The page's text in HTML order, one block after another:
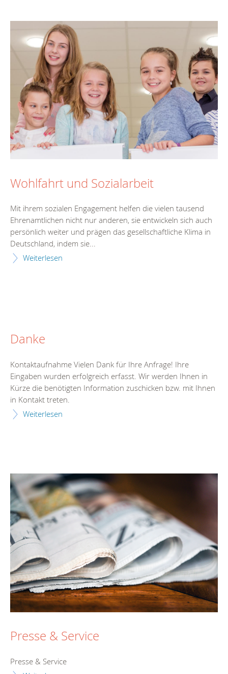
Wohlfahrt und Sozialarbeit
Mit ihrem sozialen Engagement helfen die vielen tausend
Ehrenamtlichen nicht nur anderen, sie entwickeln sich auch
persönlich weiter und prägen das gesellschaftliche Klima in
Deutschland, indem sie...
Weiterlesen
Danke
Kontaktaufnahme Vielen Dank für Ihre Anfrage! Ihre
Eingaben wurden erfolgreich erfasst. Wir werden Ihnen in
Kürze die benötigten Information zuschicken bzw. mit Ihnen
in Kontakt treten.
Weiterlesen
Presse & Service
Presse & Service